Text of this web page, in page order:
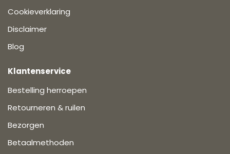
Cookieverklaring
Disclaimer
Blog
Klantenservice
Bestelling herroepen
Retourneren & ruilen
Bezorgen
Betaalmethoden